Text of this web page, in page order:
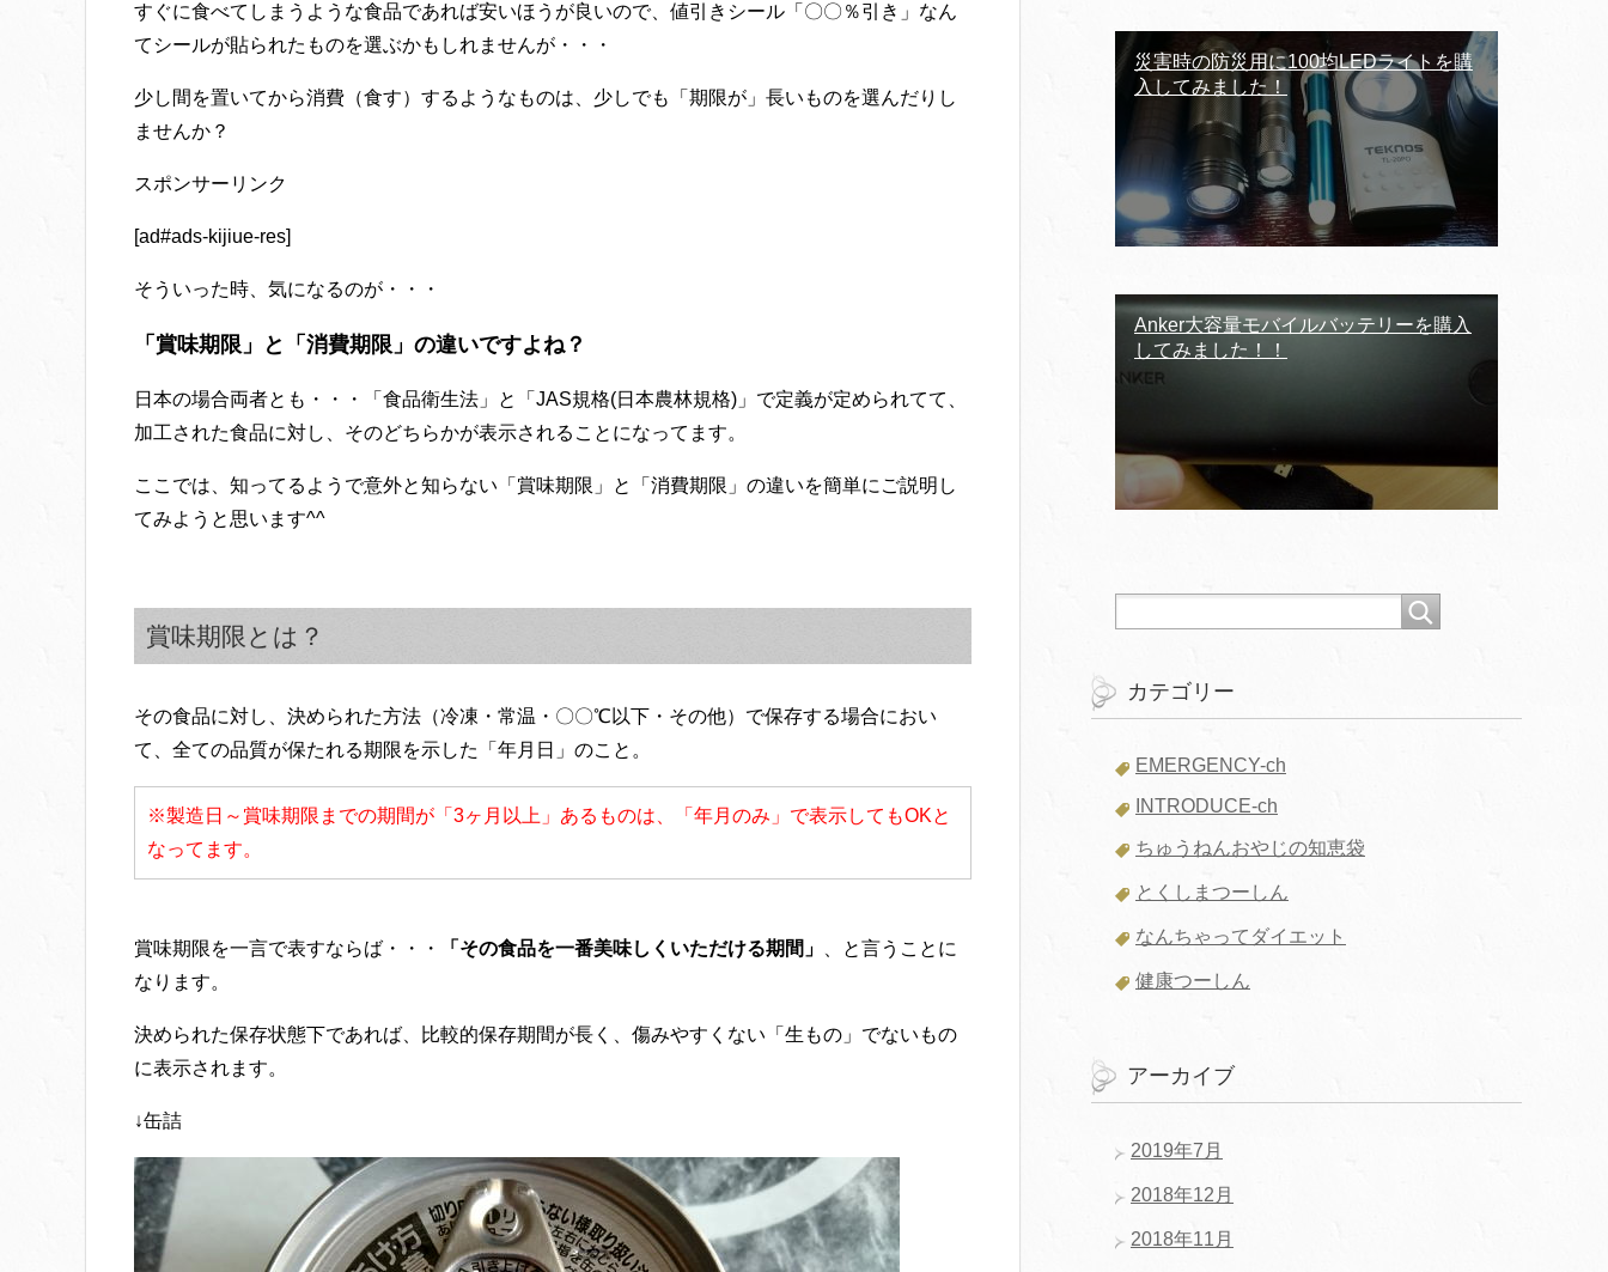
すぐに食べてしまうような食品であれば安いほうが良いので、値引きシール「〇〇％引き」なん
てシールが貼られたものを選ぶかもしれませんが・・・
少し間を置いてから消費（食す）するようなものは、少しでも「期限が」長いものを選んだりし
ませんか？
スポンサーリンク
[ad#ads-kijiue-res]
そういった時、気になるのが・・・
「賞味期限」と「消費期限」の違いですよね？
日本の場合両者とも・・・「食品衛生法」と「JAS規格(日本農林規格)」で定義が定められてて、
加工された食品に対し、そのどちらかが表示されることになってます。
ここでは、知ってるようで意外と知らない「賞味期限」と「消費期限」の違いを簡単にご説明し
てみようと思います^^
賞味期限とは？
その食品に対し、決められた方法（冷凍・常温・〇〇℃以下・その他）で保存する場合におい
て、全ての品質が保たれる期限を示した「年月日」のこと。
※製造日～賞味期限までの期間が「3ヶ月以上」あるものは、「年月のみ」で表示してもOKと
なってます。
賞味期限を一言で表すならば・・・ 「その食品を一番美味しくいただける期間」
、と言うことに
なります。
決められた保存状態下であれば、比較的保存期間が長く、傷みやすくない「生もの」でないもの
に表示されます。
↓缶詰
災害時の防災用に100均LEDライトを購
入してみました！
Anker大容量モバイルバッテリーを購入
してみました！！
カテゴリー
EMERGENCY-ch
INTRODUCE-ch
ちゅうねんおやじの知恵袋
とくしまつーしん
なんちゃってダイエット
健康つーしん
アーカイブ
2019年7月
2018年12月
2018年11月